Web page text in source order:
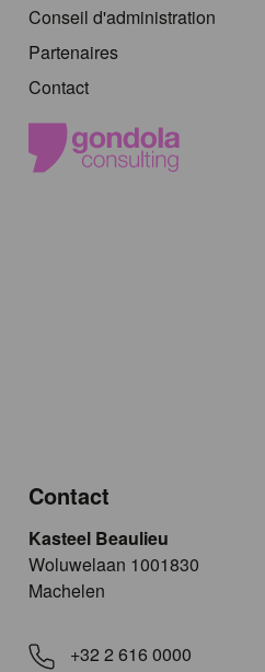
Conseil d'administration
Partenaires
Contact
Contact
Kasteel Beaulieu
​​​Woluwelaan 1001830
Machelen
+32 2 616 0000